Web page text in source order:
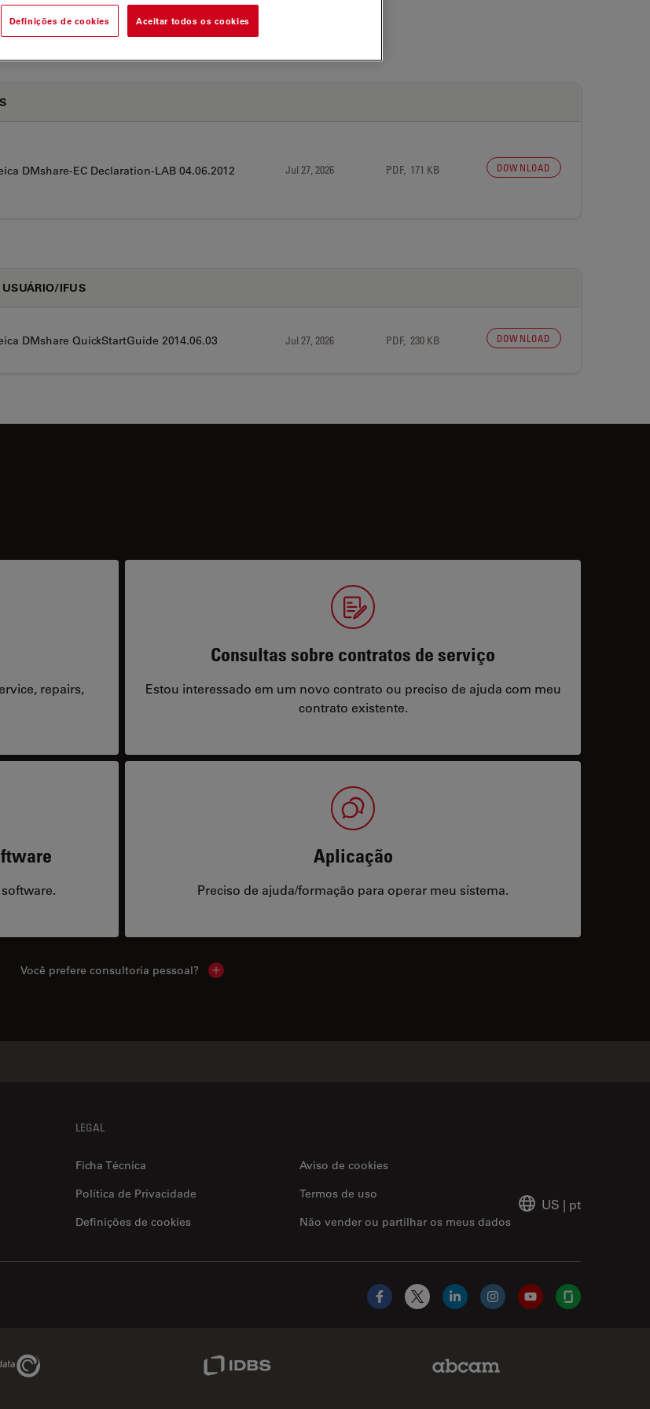
DMshare-EC Declaration-LAB 04.06.2012 Jul 27, 2026 PDF, 171 KB DOWNLOAD
IFUS
DMshare QuickStartGuide 2014.06.03 Jul 27, 2026 PDF, 230 KB DOWNLOAD
repairs,
Consultas sobre contratos de serviço
Estou interessado em um novo contrato ou preciso de ajuda com meu
contrato existente.
Aplicação
Preciso de ajuda/formação para operar meu sistema.
Você prefere consultoria pessoal? Show local contacts
LEGAL
Ficha Técnica
Aviso de cookies
Política de Privacidade
Não vender ou partilhar os meus dados
Termos de uso
Definições de cookies
US | pt
Facebook
X LinkedInInstagramYouTubeGlassdoor
Genedata Link
Definições de cookies Aceitar todos os cookies